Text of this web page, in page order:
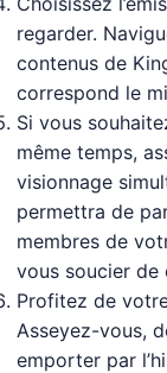
regarder.
contenus de
correspond le
Si vous
même temps,
visionnage
permettra de
membres de
vous soucier de
Profitez de
Asseyez-vous,
emporter par